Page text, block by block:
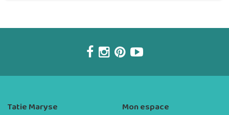
Tatie Maryse Mon espace